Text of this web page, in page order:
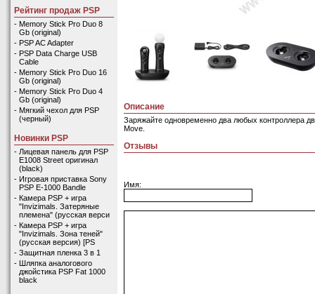
Рейтинг продаж PSP
- Memory Stick Pro Duo 8
Gb (original)
- PSP AC Adapter
- PSP Data Charge USB
Cable
- Memory Stick Pro Duo 16
Gb (original)
- Memory Stick Pro Duo 4
Gb (original)
- Мягкий чехол для PSP
(черный)
Новинки PSP
- Лицевая панель для PSP
E1008 Street оригинал
(black)
- Игровая приставка Sony
PSP E-1000 Bandle
- Камера PSP + игра
"Invizimals. Затеряные
племена" (русская верси
- Камера PSP + игра
"Invizimals. Зона теней"
(русская версия) [PS
- Защитная пленка 3 в 1
- Шляпка аналогового
джойстика PSP Fat 1000
black
Описание
Заряжайте одновременно два любых контроллера
Move.
Отзывы
Имя: